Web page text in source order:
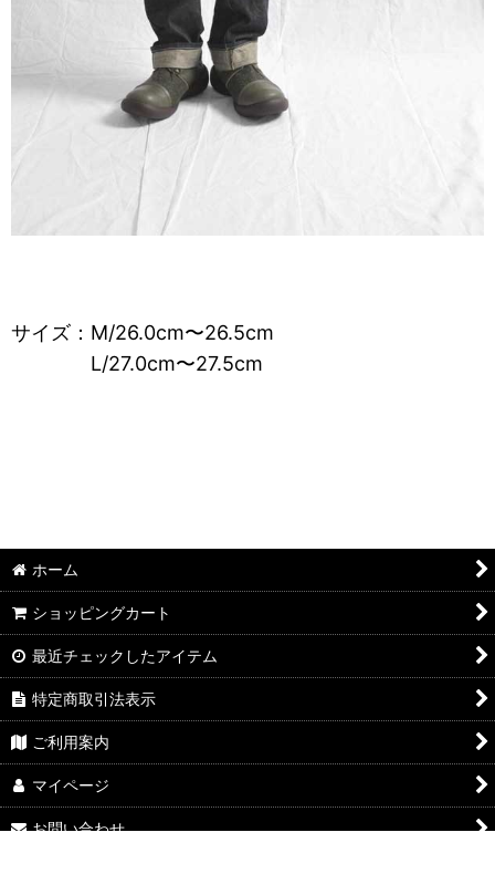
サイズ：M/26.0cm〜26.5cm
L/27.0cm〜27.5cm
ホーム
ショッピングカート
最近チェックしたアイテム
特定商取引法表示
ご利用案内
マイページ
お問い合わせ